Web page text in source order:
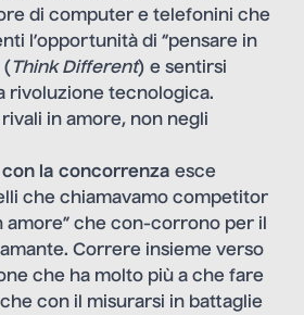
di computer e telefonini che
l’opportunità di “pensare in
Think Different) e sentirsi
rivoluzione tecnologica.
in amore, non negli
la concorrenza esce
che chiamavamo competitor
amore” che con-corrono per il
Correre insieme verso
che ha molto più a che fare
con il misurarsi in battaglie